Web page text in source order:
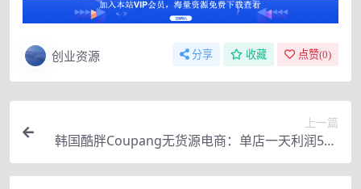
创业资源 分享 收藏 点赞(0)
上一篇
韩国酷胖Coupang无货源电商：单店一天利润500
+完爆国内一切平台